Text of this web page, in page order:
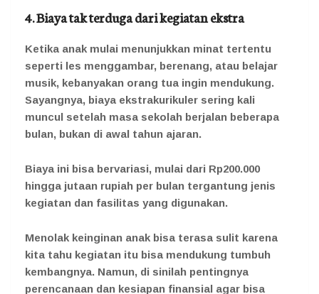
4. Biaya tak terduga dari kegiatan ekstra
Ketika anak mulai menunjukkan minat tertentu
seperti les menggambar, berenang, atau belajar
musik, kebanyakan orang tua ingin mendukung.
Sayangnya, biaya ekstrakurikuler sering kali
muncul setelah masa sekolah berjalan beberapa
bulan, bukan di awal tahun ajaran.
Biaya ini bisa bervariasi, mulai dari Rp200.000
hingga jutaan rupiah per bulan tergantung jenis
kegiatan dan fasilitas yang digunakan.
Menolak keinginan anak bisa terasa sulit karena
kita tahu kegiatan itu bisa mendukung tumbuh
kembangnya. Namun, di sinilah pentingnya
perencanaan dan kesiapan finansial agar bisa